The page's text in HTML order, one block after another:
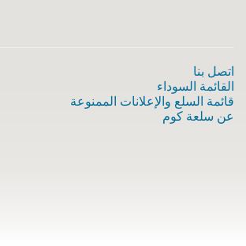
اتصل بنا
القائمة السوداء
قائمة السلع والإعلانات الممنوعة
عن سلعة كوم